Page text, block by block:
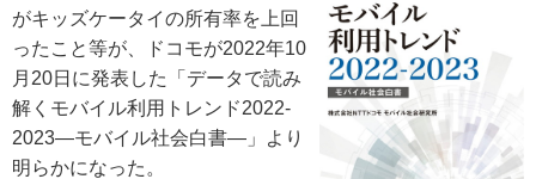
がキッズケータイの所有率を上回
ったこと等が、ドコモが2022年10
月20日に発表した「データで読み
解くモバイル利用トレンド2022-
2023―モバイル社会白書―」より
明らかになった。